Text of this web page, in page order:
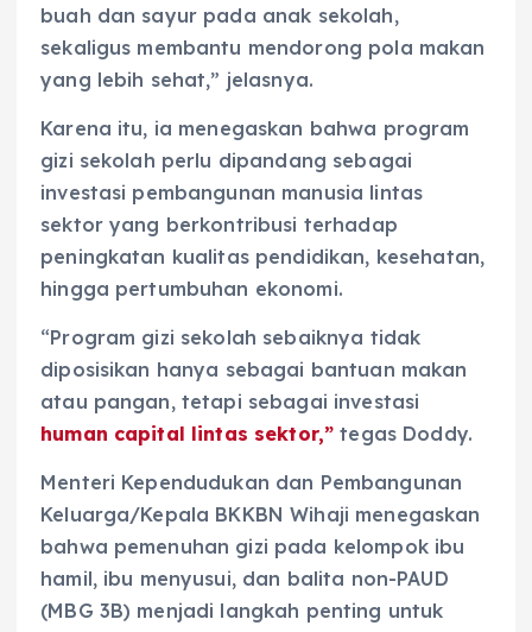
buah dan sayur pada anak sekolah,
sekaligus membantu mendorong pola makan
yang lebih sehat,” jelasnya.
Karena itu, ia menegaskan bahwa program
gizi sekolah perlu dipandang sebagai
investasi pembangunan manusia lintas
sektor yang berkontribusi terhadap
peningkatan kualitas pendidikan, kesehatan,
hingga pertumbuhan ekonomi.
“Program gizi sekolah sebaiknya tidak
diposisikan hanya sebagai bantuan makan
atau pangan, tetapi sebagai investasi
human capital lintas sektor,” tegas Doddy.
Menteri Kependudukan dan Pembangunan
Keluarga/Kepala BKKBN Wihaji menegaskan
bahwa pemenuhan gizi pada kelompok ibu
hamil, ibu menyusui, dan balita non-PAUD
(MBG 3B) menjadi langkah penting untuk